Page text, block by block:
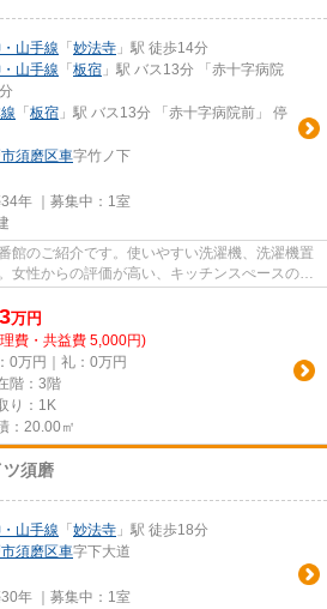
山手線 「 妙法寺 」駅 徒歩14分
山手線 「 板宿 」駅 バス13分 「赤十字病院
「 板宿 」駅 バス13分 「赤十字病院前」 停
須磨区車字竹ノ下
年 ｜募集中： 1室
館のご紹介です。使いやすい洗濯機、洗濯機置
女性からの評価が高い、キッチンスぺースのあ
万円
費・共益費 5,000円)
0万円｜礼：0万円
階：3階
り：1K
：20.00㎡
須磨
山手線 「 妙法寺 」駅 徒歩18分
須磨区車字下大道
年 ｜募集中： 1室